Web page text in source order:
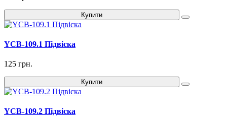
Купити
YCB-109.1 Підвіска
125 грн.
Купити
YCB-109.2 Підвіска